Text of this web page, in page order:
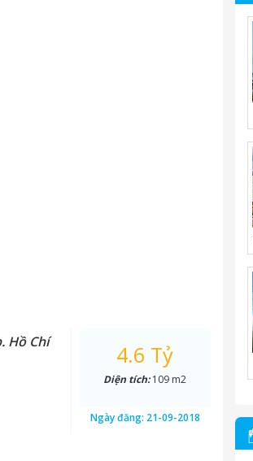
Hồ Chí
4.6 Tỷ
Diện tích:109 m2
Ngày đăng: 21-09-2018